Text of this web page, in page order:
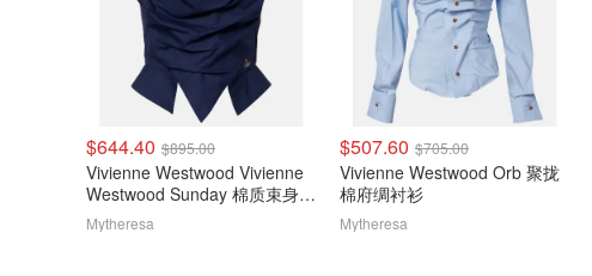
$644.40 $895.00
Vivienne Westwood Vivienne
Westwood Sunday 棉质束身上
衣
Mytheresa
$507.60 $705.00
Vivienne Westwood Orb 聚拢
棉府绸衬衫
Mytheresa